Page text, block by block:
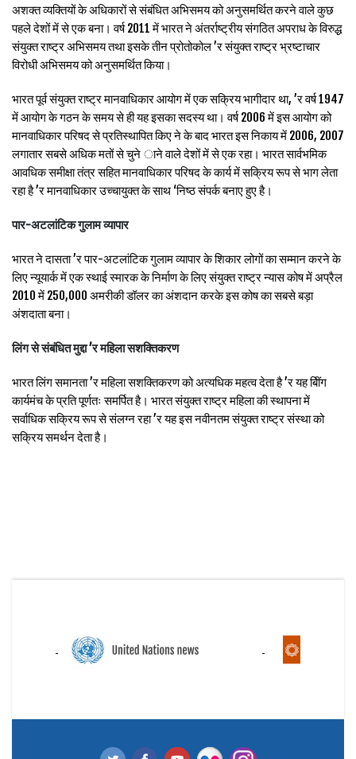
अशक्त व्यक्तियों के अधिकारों से संबंधित अभिसमय को अनुसमर्थित करने वाले कुछ
पहले देशों में से एक बना। वर्ष 2011 में भारत ने अंतर्राष्ट्रीय संगठित अपराध के विरुद्ध
संयुक्त राष्ट्र अभिसमय तथा इसके तीन प्रोतोकोल ’र संयुक्त राष्ट्र भ्रष्टाचार
विरोधी अभिसमय को अनुसमर्थित किया।
भारत पूर्व संयुक्त राष्ट्र मानवाधिकार आयोग में एक सक्रिय भागीदार था, ’र वर्ष 1947
में आयोग के गठन के समय से ही यह इसका सदस्य था। वर्ष 2006 में इस आयोग को
मानवाधिकार परिषद से प्रतिस्थापित किए ने के बाद भारत इस निकाय में 2006, 2007
लगातार सबसे अधिक मतों से चुने ाने वाले देशों में से एक रहा। भारत सार्वभमिक
आवधिक समीक्षा तंत्र सहित मानवाधिकार परिषद के कार्य में सक्रिय रूप से भाग लेता
रहा है ’र मानवाधिकार उच्चायुक्त के साथ ‘निष्ठ संपर्क बनाए हुए है।
पार-अटलांटिक गुलाम व्यापार
भारत ने दासता ’र पार-अटलांटिक गुलाम व्यापार के शिकार लोगों का सम्मान करने के
लिए न्यूयार्क में एक स्थाई स्मारक के निर्माण के लिए संयुक्त राष्ट्र न्यास कोष में अप्रैल
2010 में 250,000 अमरीकी डॉलर का अंशदान करके इस कोष का सबसे बड़ा
अंशदाता बना।
लिंग से संबंधित मुद्दा ’र महिला सशक्तिकरण
भारत लिंग समानता ’र महिला सशक्तिकरण को अत्यधिक महत्व देता है ’र यह बीिंग
कार्यमंच के प्रति पूर्णतः समर्पित है। भारत संयुक्त राष्ट्र महिला की स्थापना में
सर्वाधिक सक्रिय रूप से संलग्न रहा ’र यह इस नवीनतम संयुक्त राष्ट्र संस्था को
सक्रिय समर्थन देता है।